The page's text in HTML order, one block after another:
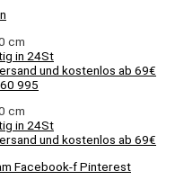
cm
in 24St
und kostenlos ab 69€
995
cm
in 24St
und kostenlos ab 69€
Facebook-fPinterest